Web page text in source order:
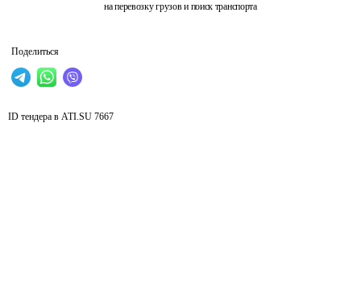
на перевозку грузов и поиск транспорта
Поделиться
ID тендера в ATI.SU 7667